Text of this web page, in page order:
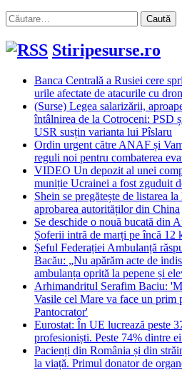
Caută
după:
Stiripesurse.ro
Banca Centrală a Rusiei cere
urile afectate de atacurile cu
(Surse) Legea salarizării,
întâlnirea de la Cotroceni: PSD
USR susțin varianta lui Pîslaru
Ordin urgent către ANAF și
reguli noi pentru combaterea
VIDEO Un depozit al unei
muniție Ucrainei a fost zguduit
Shein se pregătește de listarea
aprobarea autorităților din China
Se deschide o nouă bucată din
Șoferii intră de marți pe încă 12
Șeful Federației Ambulanță
Bacău: „Nu apărăm acte de
ambulanța oprită la pepene și
Arhimandritul Serafim Baciu:
Vasile cel Mare va face un prim
Pantocrator'
Eurostat: În UE lucrează peste
profesioniști. Peste 74% dintre
Pacienți din România și din
la viață. Primul donator de